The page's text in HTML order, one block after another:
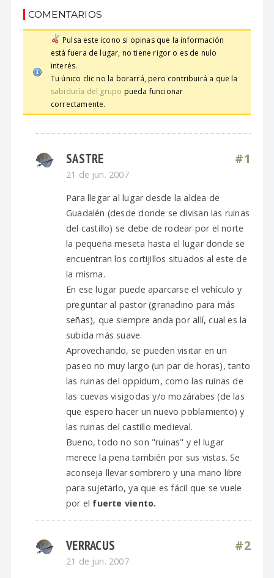
COMENTARIOS
Pulsa este icono si opinas que la información
está fuera de lugar, no tiene rigor o es de nulo
interés.
Tu único clic no la borarrá, pero contribuirá a que la
sabiduría del grupo pueda funcionar
correctamente.
#1
SASTRE
21 de jun. 2007
Para llegar al lugar desde la aldea de
Guadalén (desde donde se divisan las ruinas
del castillo) se debe de rodear por el norte
la pequeña meseta hasta el lugar donde se
encuentran los cortijillos situados al este de
la misma.
En ese lugar puede aparcarse el vehículo y
preguntar al pastor (granadino para más
señas), que siempre anda por allí, cual es la
subida más suave.
Aprovechando, se pueden visitar en un
paseo no muy largo (un par de horas), tanto
las ruinas del oppidum, como las ruinas de
las cuevas visigodas y/o mozárabes (de las
que espero hacer un nuevo poblamiento) y
las ruinas del castillo medieval.
Bueno, todo no son "ruinas" y el lugar
merece la pena también por sus vistas. Se
aconseja llevar sombrero y una mano libre
para sujetarlo, ya que es fácil que se vuele
por el fuerte viento.
#2
VERRACUS
21 de jun. 2007